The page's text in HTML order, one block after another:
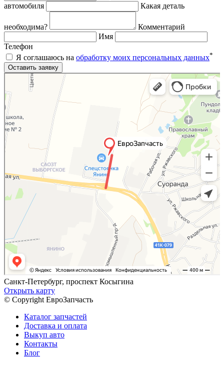
автомобиля
Какая деталь
необходима?
Комментарий
Имя
Телефон
Я соглашаюсь на обработку моих персональных данных*
Яндекс.Карты
Яндекс.Карты — поиск мест и адресов, городской транспорт
Санкт-Петербург, проспект Косыгина
Открыть карту
© Copyright ЕвроЗапчасть
Каталог запчастей
Доставка и оплата
Выкуп авто
Контакты
Блог